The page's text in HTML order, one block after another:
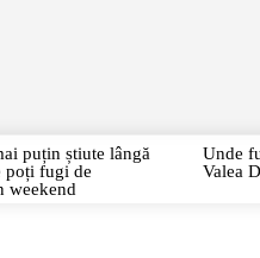
puțin știute lângă
poți fugi de
weekend
Unde
Valea